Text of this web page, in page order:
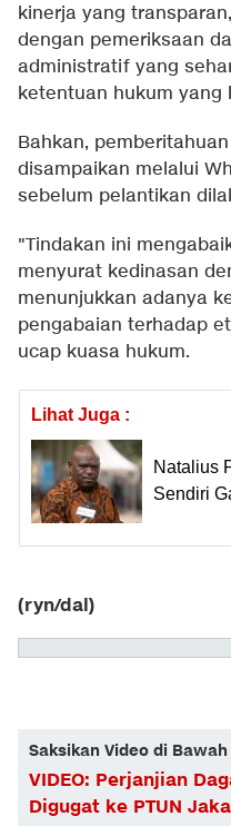
kinerja yang
dengan pemeriksaan
administratif yang
ketentuan hukum yang
Bahkan,
disampaikan melalui
sebelum pelantikan
"Tindakan ini
menyurat kedinasan
menunjukkan adanya
pengabaian terhadap
ucap kuasa hukum.
Lihat Juga :
Natalius
Sendiri
(ryn/dal)
Saksikan Video di Bawah
VIDEO: Perjanjian
Digugat ke PTUN